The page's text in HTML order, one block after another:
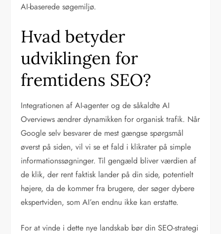
AI-baserede søgemiljø.
Hvad betyder
udviklingen for
fremtidens SEO?
Integrationen af AI-agenter og de såkaldte AI
Overviews ændrer dynamikken for organisk trafik. Når
Google selv besvarer de mest gængse spørgsmål
øverst på siden, vil vi se et fald i klikrater på simple
informationssøgninger. Til gengæld bliver værdien af
de klik, der rent faktisk lander på din side, potentielt
højere, da de kommer fra brugere, der søger dybere
ekspertviden, som AI’en endnu ikke kan erstatte.
For at vinde i dette nye landskab bør din SEO-strategi